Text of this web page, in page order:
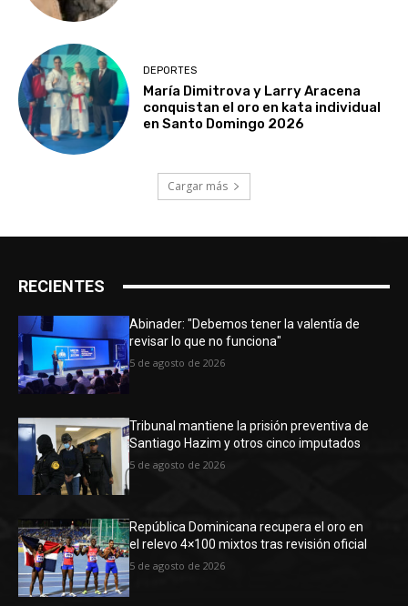
DEPORTES
María Dimitrova y Larry Aracena
conquistan el oro en kata individual
en Santo Domingo 2026
Cargar más
RECIENTES
Abinader: "Debemos tener la valentía de
revisar lo que no funciona"
5 de agosto de 2026
Tribunal mantiene la prisión preventiva de
Santiago Hazim y otros cinco imputados
5 de agosto de 2026
República Dominicana recupera el oro en
el relevo 4×100 mixtos tras revisión oficial
5 de agosto de 2026